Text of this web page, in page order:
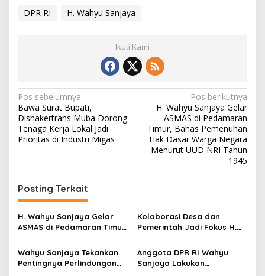
DPR RI H. Wahyu Sanjaya
Ikuti Kami
N
a
v
a
s
i
p
o
s
Pos sebelumnya
Bawa Surat Bupati,
Disnakertrans Muba Dorong
Tenaga Kerja Lokal Jadi
Prioritas di Industri Migas
Pos berikutnya
H. Wahyu Sanjaya Gelar
ASMAS di Pedamaran
Timur, Bahas Pemenuhan
Hak Dasar Warga Negara
Menurut UUD NRI Tahun
1945
Posting Terkait
H. Wahyu Sanjaya Gelar
ASMAS di Pedamaran Timur,
Dasar Warga Negara
Menurut UUD NRI Tahun
Kolaborasi Desa dan
Pemerintah Jadi Fokus H.
Workshop Keuangan Desa
OKU
Wahyu Sanjaya Tekankan
Pentingnya Perlindungan
Anggota DPR RI Wahyu
Sanjaya Lakukan